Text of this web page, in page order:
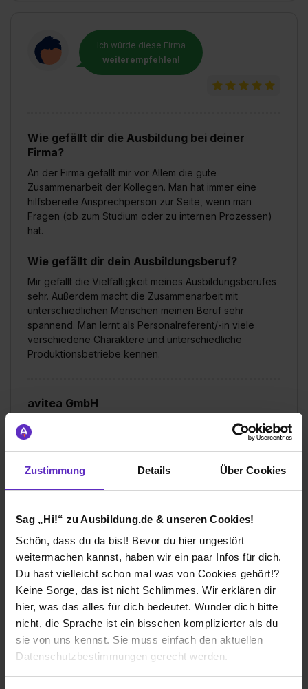
Zustimmung Details Über Cookies
Sag „Hi!“ zu Ausbildung.de & unseren Cookies!
Schön, dass du da bist! Bevor du hier ungestört
weitermachen kannst, haben wir ein paar Infos für dich.
Du hast vielleicht schon mal was von Cookies gehört!?
Keine Sorge, das ist nicht Schlimmes. Wir erklären dir
hier, was das alles für dich bedeutet. Wunder dich bitte
nicht, die Sprache ist ein bisschen komplizierter als du
sie von uns kennst. Sie muss einfach den aktuellen
Datenschutzbestimmungen gerecht werden.
Ich würde diese Firma
weiterempfehlen!
Wie gefällt dir die Ausbildung bei deiner
Firma?
An der Firma gefällt mir vor Allem die gute
Zusammenarbeit der Kollegen. Man hat immer eine
hilfsbereite Ansprechperson zur Seite, wenn man
Fragen (ob zum Studium oder zu internen Prozessen)
hat.
Wie gefällt dir dein Ausbildungsberuf?
Mir gefällt die Vielfältigkeit meines Ausbildungsberufes
sehr. Außerdem macht die Zusammenarbeit mit
unterschiedlichen Menschen meinen Beruf sehr
spannend. Man lernt als Personalreferent/-in viele
verschiedene Charaktere und unterschiedliche
Produktionsbetriebe kennen.
avitea GmbH
Universität:
DHBW Villingen-Schwenningen
2019
8 Std. pro Tag
Übernommen
Ich würde diese Firma